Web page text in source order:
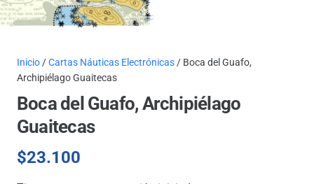
Inicio /Cartas Náuticas Electrónicas / Boca del Guafo,
Archipiélago Guaitecas
Boca del Guafo, Archipiélago
Guaitecas
$23.100